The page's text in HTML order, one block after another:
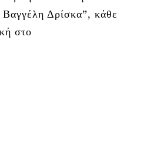
Βαγγέλη Δρίσκα”, κάθε
στο